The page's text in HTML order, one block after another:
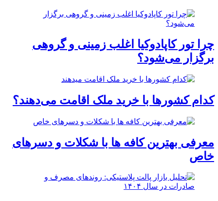
چرا تور کاپادوکیا اغلب زمینی و گروهی
برگزار می‌شود؟
کدام کشورها با خرید ملک اقامت می‌دهند؟
معرفی بهترین کافه ها با شکلات و دسرهای
خاص